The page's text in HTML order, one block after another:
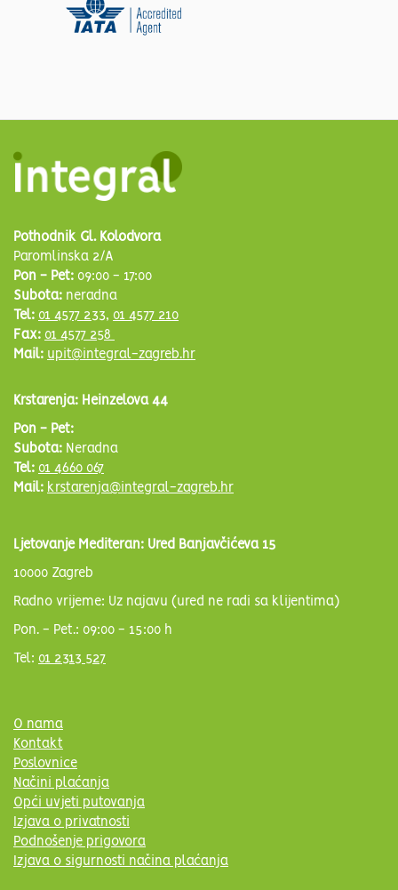
Pothodnik Gl. Kolodvora
Paromlinska 2/A
Pon - Pet: 09:00 - 17:00
Subota: neradna
Tel: 01 4577 233, 01 4577 210
Fax: 01 4577 258
Mail: upit@integral-zagreb.hr
Krstarenja: Heinzelova 44
Pon - Pet:
Subota: Neradna
Tel: 01 4660 067
Mail: krstarenja@integral-zagreb.hr
Ljetovanje Mediteran: Ured Banjavčićeva 15
10000 Zagreb
Radno vrijeme: Uz najavu (ured ne radi sa klijentima)
Pon. - Pet.: 09:00 - 15:00 h
Tel: 01 2313 527
O nama
Kontakt
Poslovnice
Načini plaćanja
Opći uvjeti putovanja
Izjava o privatnosti
Podnošenje prigovora
Izjava o sigurnosti načina plaćanja